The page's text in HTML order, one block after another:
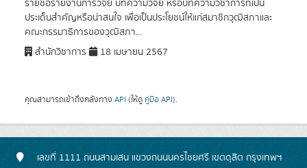
รายชื่อรายงานการวิจัย บทความวิจัย หรือบทความวิชาการที่เป็น
ประเด็นสำคัญหรือน่าสนใจ เพื่อเป็นประโยชน์ให้แก่สมาชิกวุฒิสภาและ
คณะกรรมาธิการของวุฒิสภา...
สำนักวิชาการ
18 เมษายน 2567
คุณสามารถเข้าถึงคลังทาง API (ให้ดู คู่มือ API).
เลขที่ 1111 ถนนสามเสน แขวงถนนนครไชยศรี เขตดุสิต กรุงเทพฯ